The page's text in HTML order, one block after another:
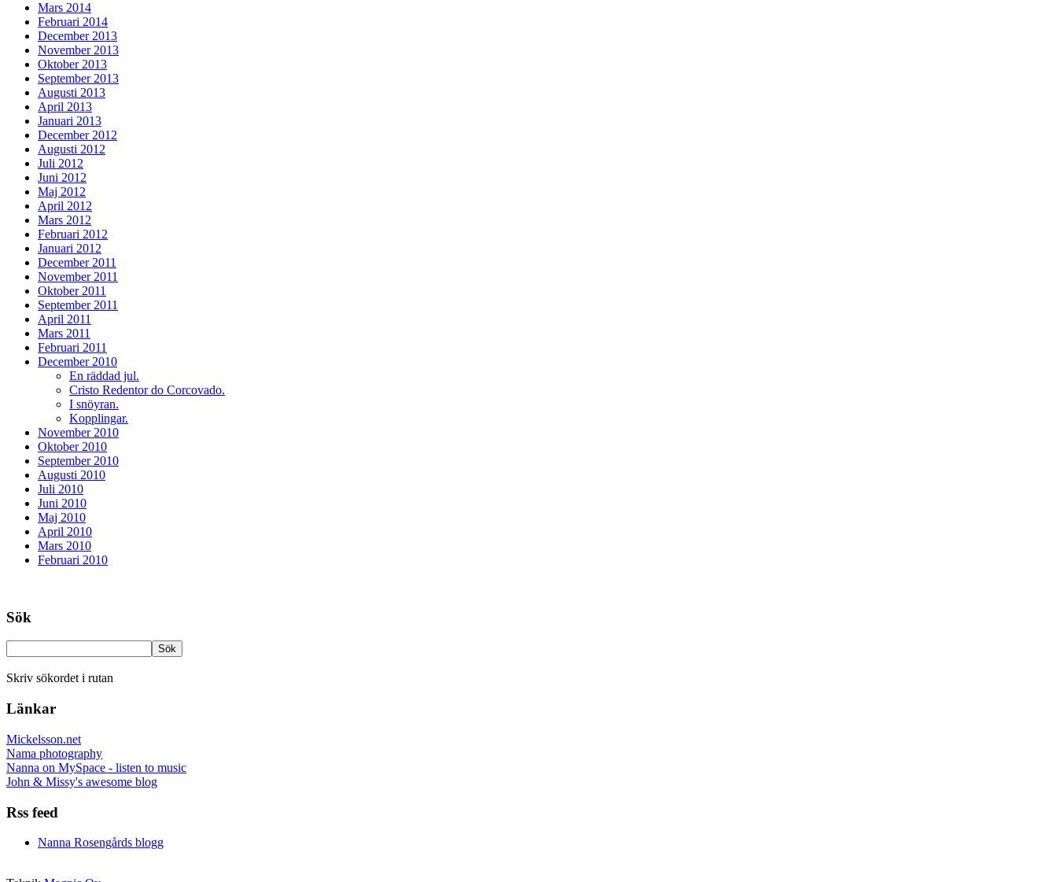
Mars 2014
Februari 2014
December 2013
November 2013
Oktober 2013
September 2013
Augusti 2013
April 2013
Januari 2013
December 2012
Augusti 2012
Juli 2012
Juni 2012
Maj 2012
April 2012
Mars 2012
Februari 2012
Januari 2012
December 2011
November 2011
Oktober 2011
September 2011
April 2011
Mars 2011
Februari 2011
December 2010
En räddad jul.
Cristo Redentor do Corcovado.
I snöyran.
Kopplingar.
November 2010
Oktober 2010
September 2010
Augusti 2010
Juli 2010
Juni 2010
Maj 2010
April 2010
Mars 2010
Februari 2010
Sök
Skriv sökordet i rutan
Länkar
Mickelsson.net
Nama photography
Nanna on MySpace - listen to music
John & Missy's awesome blog
Rss feed
Nanna Rosengårds blogg